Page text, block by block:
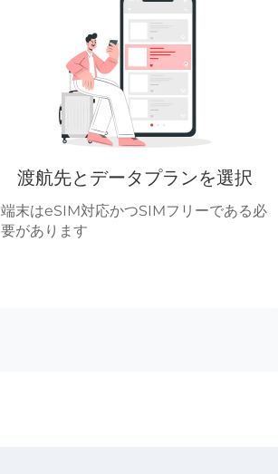
渡航先とデータプランを選択
端末はeSIM対応かつSIMフリーである必
要があります